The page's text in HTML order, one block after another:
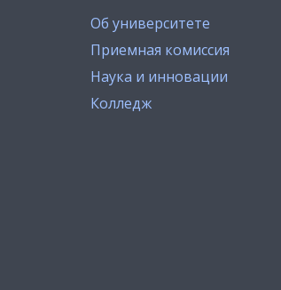
Об университете
Приемная комиссия
Наука и инновации
Колледж